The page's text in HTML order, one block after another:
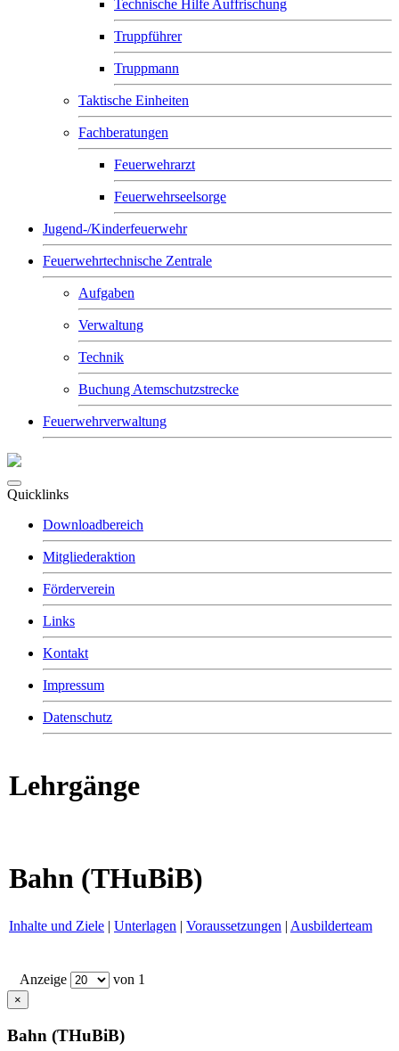
Technische Hilfe Auffrischung
Truppführer
Truppmann
Taktische Einheiten
Fachberatungen
Feuerwehrarzt
Feuerwehrseelsorge
Jugend-/Kinderfeuerwehr
Feuerwehrtechnische Zentrale
Aufgaben
Verwaltung
Technik
Buchung Atemschutzstrecke
Feuerwehrverwaltung
Quicklinks
Downloadbereich
Mitgliederaktion
Förderverein
Links
Kontakt
Impressum
Datenschutz
Lehrgänge
Bahn (THuBiB)
Inhalte und Ziele | Unterlagen | Voraussetzungen | Ausbilderteam
Anzeige von 1
×
Bahn (THuBiB)